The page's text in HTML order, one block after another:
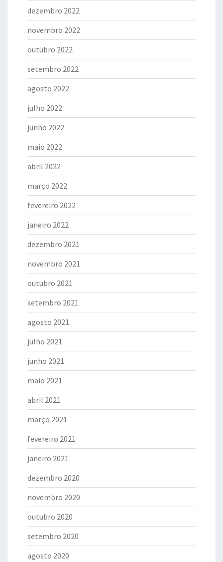
dezembro 2022
novembro 2022
outubro 2022
setembro 2022
agosto 2022
julho 2022
junho 2022
maio 2022
abril 2022
março 2022
fevereiro 2022
janeiro 2022
dezembro 2021
novembro 2021
outubro 2021
setembro 2021
agosto 2021
julho 2021
junho 2021
maio 2021
abril 2021
março 2021
fevereiro 2021
janeiro 2021
dezembro 2020
novembro 2020
outubro 2020
setembro 2020
agosto 2020